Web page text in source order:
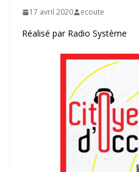
17 avril 2020 ecoute
Réalisé par Radio Système